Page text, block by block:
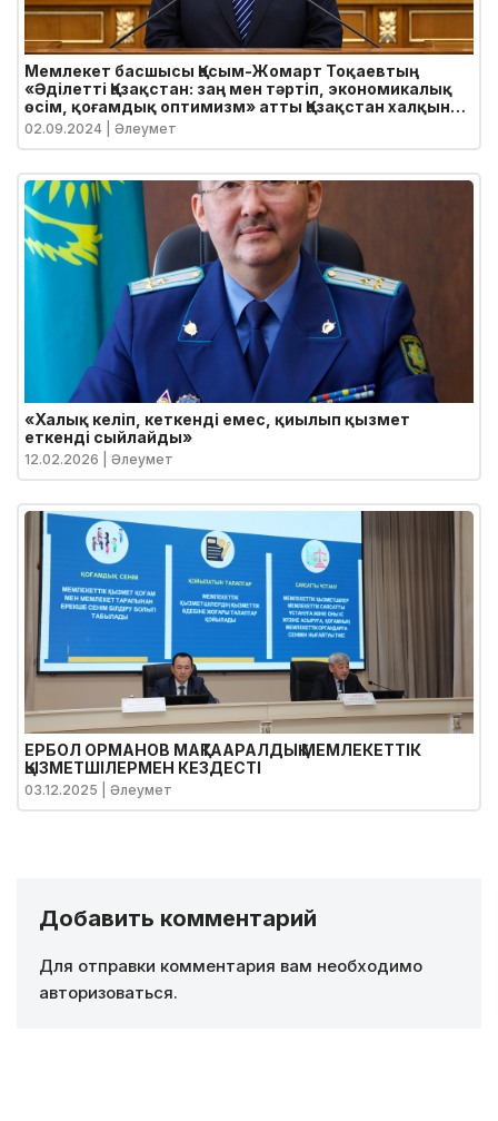
Мемлекет басшысы Қасым-Жомарт Тоқаевтың
«Әділетті Қазақстан: заң мен тәртіп, экономикалық
өсім, қоғамдық оптимизм» атты Қазақстан халқына
Жолдауы
02.09.2024 | Әлеумет
«Халық келіп, кеткенді емес, қиылып қызмет
еткенді сыйлайды»
12.02.2026 | Әлеумет
ЕРБОЛ ОРМАНОВ МАҚТААРАЛДЫҚ МЕМЛЕКЕТТІК
ҚЫЗМЕТШІЛЕРМЕН КЕЗДЕСТІ
03.12.2025 | Әлеумет
Добавить комментарий
Для отправки комментария вам необходимо
авторизоваться.